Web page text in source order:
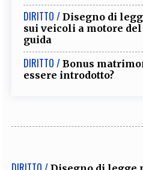
DIRITTO / Disegno di
sui veicoli a motore del
guida
DIRITTO / Bonus
essere introdotto?